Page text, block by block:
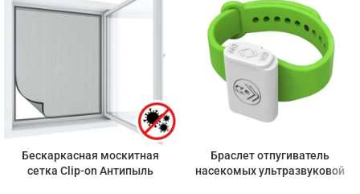
3-х и более
Бескаркасная москитная
сетка Clip-on Антипыль
Браслет отпугиватель
насекомых ультразвуковой